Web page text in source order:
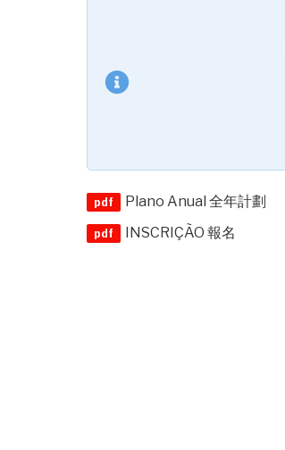
Plano Anual 全年計劃
INSCRIÇÃO 報名